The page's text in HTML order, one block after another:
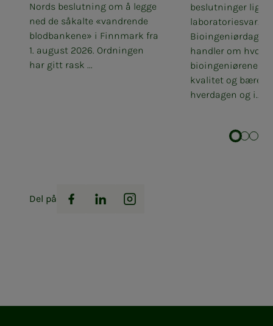
Nords beslutning om å legge
ned de såkalte «vandrende
blodbankene» i Finnmark fra
1. august 2026. Ordningen
har gitt rask ...
beslutninger
laboratoriesvar.
Bioingeniørdagen
handler om
bioingeniørene
kvalitet og
hverdagen og i...
Del på
Facebook
LinkedInInstagram